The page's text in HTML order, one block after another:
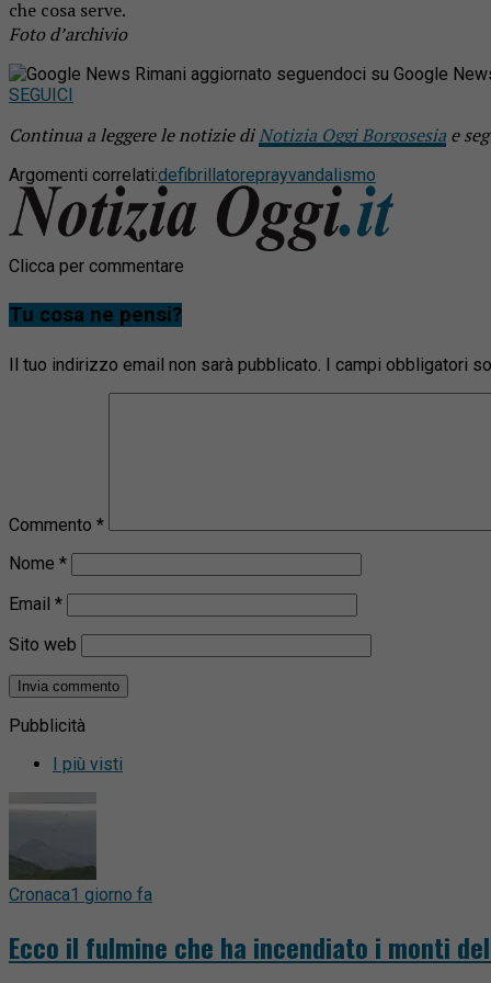
che cosa serve.
Foto d’archivio
Rimani aggiornato seguendoci su Google
SEGUICI
Continua a leggere le notizie diNotizia Oggi Borgosesia e
Argomenti correlati:defibrillatoreprayvandalismo
Clicca per commentare
Tu cosa ne pensi?
Il tuo indirizzo email non sarà pubblicato. I campi obbligatori
Commento *
Nome *
Email *
Sito web
Pubblicità
I più visti
Cronaca1 giorno fa
Ecco il fulmine che ha incendiato i monti